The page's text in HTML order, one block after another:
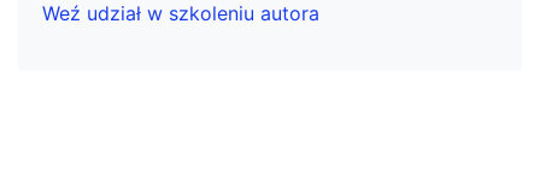
Weź udział w szkoleniu autora